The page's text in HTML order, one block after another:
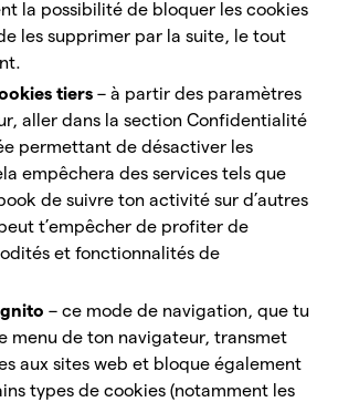
la possibilité de bloquer les cookies
les supprimer par la suite, le tout
tiers – à partir des paramètres
aller dans la section Confidentialité
permettant de désactiver les
empêchera des services tels que
de suivre ton activité sur d’autres
t’empêcher de profiter de
et fonctionnalités de
– ce mode de navigation, que tu
menu de ton navigateur, transmet
aux sites web et bloque également
types de cookies (notamment les